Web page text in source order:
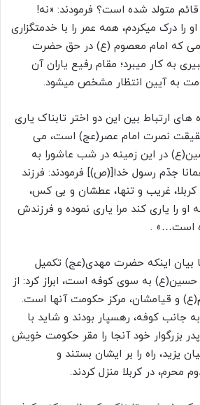
متولد شده است؟ فرمودند: «نه!
را درک می‏کردم، همه عمر را با خدمت‏گزاری
که امام معصوم (ع) در حق حضرت
به کار می‏برد؛ مقام رفیع یاران آن
به آیین انتظار مشخص می‏شود.
‏های ارتباط بین این دو اختر تابناک یاری
نصرت امام عصر(عج) است، می‏
در این زمینه در شب عاشورا به
جدّم رسول خدا[(ص)] فرمودند: فرزند
غریب و تنها، عطشان و بی‏ کس،
را یاری کند مرا یاری نموده و فرزندش
است…» .
بیان اینکه حضرت مهدی(عج) تکمیل
به سوی کوفه است، ابراز کرد: از
و قیامشان، مرکز حکومت آنها است.
جانب کوفه، رهسپار بودند و شاید با
بزرگوار خود آن‏جا را مقر حکومت خویش
یزید، راه را بر ایشان بستند و
محرم، در کربلا منزل کردند.